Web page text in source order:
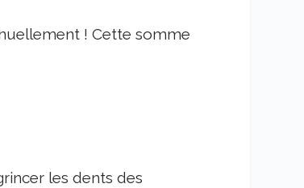
! Cette somme
les dents des